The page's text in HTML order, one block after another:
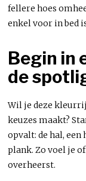
fellere hoes
enkel voor in bed
Begin in
de
Wil je deze
keuzes maakt?
opvalt: de hal,
plank. Zo voel je
overheerst.